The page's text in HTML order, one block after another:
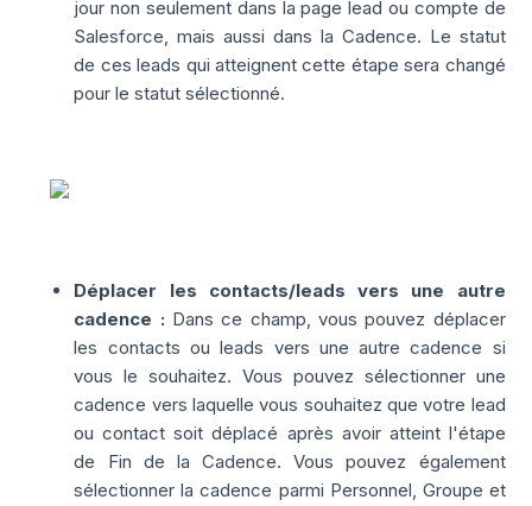
jour non seulement dans la page lead ou compte de
Salesforce, mais aussi dans la Cadence. Le statut
de ces leads qui atteignent cette étape sera changé
pour le statut sélectionné.
Déplacer les contacts/leads vers une autre
cadence : Dans ce champ, vous pouvez déplacer
les contacts ou leads vers une autre cadence si
vous le souhaitez. Vous pouvez sélectionner une
cadence vers laquelle vous souhaitez que votre lead
ou contact soit déplacé après avoir atteint l'étape
de Fin de la Cadence. Vous pouvez également
sélectionner la cadence parmi Personnel, Groupe et